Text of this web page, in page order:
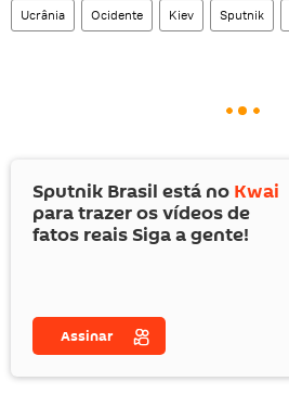
Ucrânia Ocidente Kiev Sputnik
Sputnik Brasil está no Kwai
para trazer os vídeos de
fatos reais Siga a gente!
Assinar